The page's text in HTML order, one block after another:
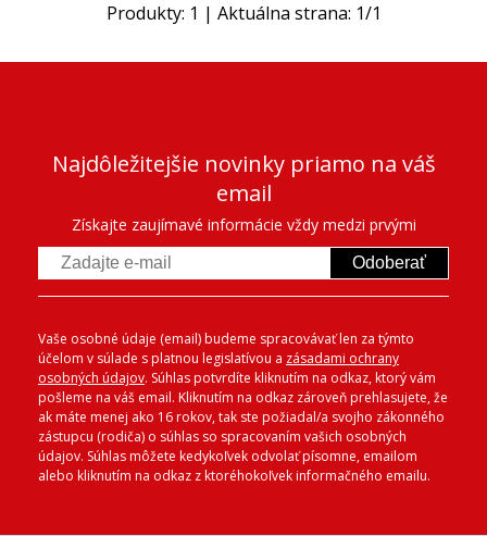
Produkty: 1 | Aktuálna strana: 1/1
Najdôležitejšie novinky priamo na váš
email
Získajte zaujímavé informácie vždy medzi prvými
Odoberať
Vaše osobné údaje (email) budeme spracovávať len za týmto
účelom v súlade s platnou legislatívou a zásadami ochrany
osobných údajov. Súhlas potvrdíte kliknutím na odkaz, ktorý vám
pošleme na váš email. Kliknutím na odkaz zároveň prehlasujete, že
ak máte menej ako 16 rokov, tak ste požiadal/a svojho zákonného
zástupcu (rodiča) o súhlas so spracovaním vašich osobných
údajov. Súhlas môžete kedykoľvek odvolať písomne, emailom
alebo kliknutím na odkaz z ktoréhokoľvek informačného emailu.